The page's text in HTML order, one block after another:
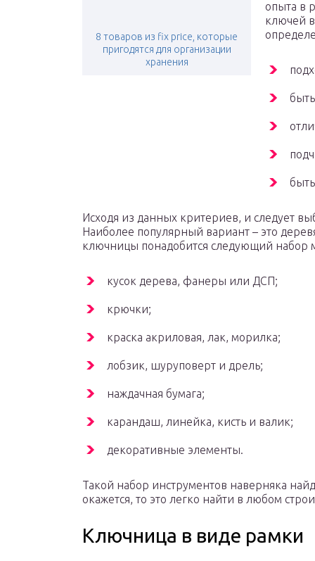
8 товаров из fix price, которые
пригодятся для организации
хранения
опыта в
ключей
Исходя из данных критериев, и следует
Наиболее популярный вариант – это
ключницы понадобится следующий набор
кусок дерева, фанеры или ДСП;
крючки;
краска акриловая, лак, морилка;
лобзик, шуруповерт и дрель;
наждачная бумага;
карандаш, линейка, кисть и валик;
декоративные элементы.
Такой набор инструментов наверняка
окажется, то это легко найти в любом
Ключница в виде рамки